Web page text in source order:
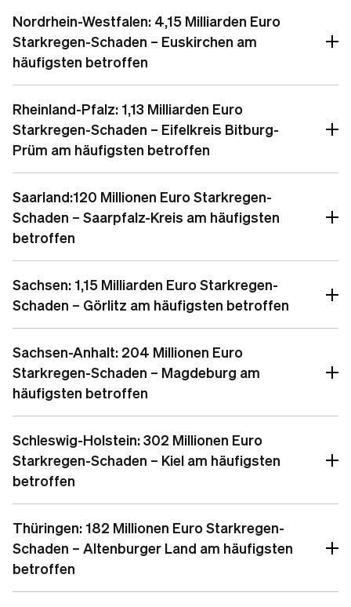
Nordrhein-Westfalen: 4,15 Milliarden Euro
Starkregen-Schaden – Euskirchen am
häufigsten betroffen
Rheinland-Pfalz: 1,13 Milliarden Euro
Starkregen-Schaden – Eifelkreis Bitburg-
Prüm am häufigsten betroffen
Saarland:120 Millionen Euro Starkregen-
Schaden – Saarpfalz-Kreis am häufigsten
betroffen
Sachsen: 1,15 Milliarden Euro Starkregen-
Schaden – Görlitz am häufigsten betroffen
Sachsen-Anhalt: 204 Millionen Euro
Starkregen-Schaden – Magdeburg am
häufigsten betroffen
Schleswig-Holstein: 302 Millionen Euro
Starkregen-Schaden – Kiel am häufigsten
betroffen
Thüringen: 182 Millionen Euro Starkregen-
Schaden – Altenburger Land am häufigsten
betroffen